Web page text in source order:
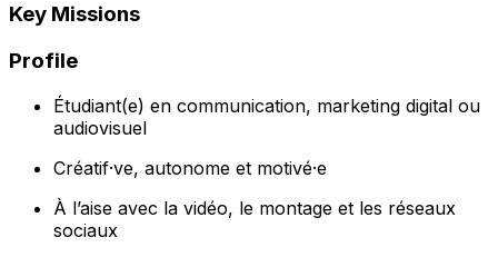
Key Missions
Profile
Étudiant(e) en communication, marketing digital ou
audiovisuel
Créatif·ve, autonome et motivé·e
À l’aise avec la vidéo, le montage et les réseaux
sociaux